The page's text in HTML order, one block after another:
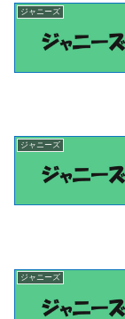
ジャニーズ
ジャニーズ
ジャニーズ